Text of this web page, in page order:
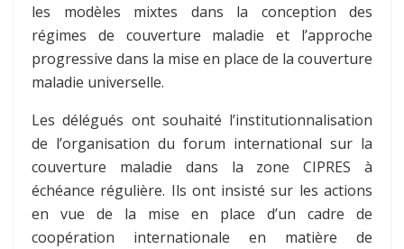
les modèles mixtes dans la conception des
régimes de couverture maladie et l’approche
progressive dans la mise en place de la couverture
maladie universelle.
Les délégués ont souhaité l’institutionnalisation
de l’organisation du forum international sur la
couverture maladie dans la zone CIPRES à
échéance régulière. Ils ont insisté sur les actions
en vue de la mise en place d’un cadre de
coopération internationale en matière de